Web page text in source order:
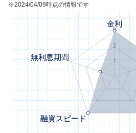
※2024/04/09時点の情報です